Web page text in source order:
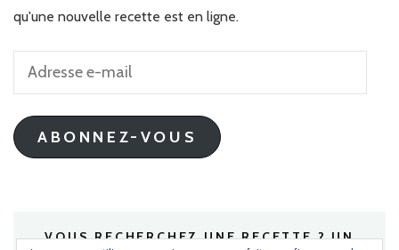
qu'une nouvelle recette est en ligne.
Adresse
mail
ABONNEZ-VOUS
VOUS RECHERCHEZ UNE RECETTE ? UN